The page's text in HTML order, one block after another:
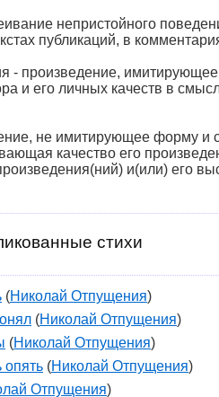
непристойного
публикаций, в
- произведение,
и его личных качеств в
не имитирующее форму и
качество его
и(или) его
стихи
(Николай Отпущения)
(Николай Отпущения)
(Николай Отпущения)
опять (Николай Отпущения)
Отпущения)